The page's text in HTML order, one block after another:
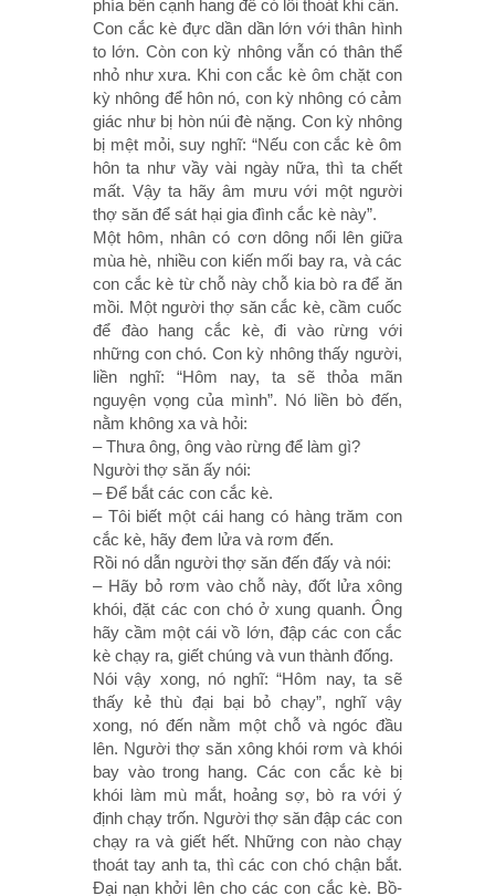
phía bên cạnh hang để có lối thoát khi cần.
Con cắc kè đực dần dần lớn với thân hình
to lớn. Còn con kỳ nhông vẫn có thân thể
nhỏ như xưa. Khi con cắc kè ôm chặt con
kỳ nhông để hôn nó, con kỳ nhông có cảm
giác như bị hòn núi đè nặng. Con kỳ nhông
bị mệt mỏi, suy nghĩ: “Nếu con cắc kè ôm
hôn ta như vầy vài ngày nữa, thì ta chết
mất. Vậy ta hãy âm mưu với một người
thợ săn để sát hại gia đình cắc kè này”.
Một hôm, nhân có cơn dông nổi lên giữa
mùa hè, nhiều con kiến mối bay ra, và các
con cắc kè từ chỗ này chỗ kia bò ra để ăn
mồi. Một người thợ săn cắc kè, cầm cuốc
để đào hang cắc kè, đi vào rừng với
những con chó. Con kỳ nhông thấy người,
liền nghĩ: “Hôm nay, ta sẽ thỏa mãn
nguyện vọng của mình”. Nó liền bò đến,
nằm không xa và hỏi:
– Thưa ông, ông vào rừng để làm gì?
Người thợ săn ấy nói:
– Ðể bắt các con cắc kè.
– Tôi biết một cái hang có hàng trăm con
cắc kè, hãy đem lửa và rơm đến.
Rồi nó dẫn người thợ săn đến đấy và nói:
– Hãy bỏ rơm vào chỗ này, đốt lửa xông
khói, đặt các con chó ở xung quanh. Ông
hãy cầm một cái vồ lớn, đập các con cắc
kè chạy ra, giết chúng và vun thành đống.
Nói vậy xong, nó nghĩ: “Hôm nay, ta sẽ
thấy kẻ thù đại bại bỏ chạy”, nghĩ vậy
xong, nó đến nằm một chỗ và ngóc đầu
lên. Người thợ săn xông khói rơm và khói
bay vào trong hang. Các con cắc kè bị
khói làm mù mắt, hoảng sợ, bò ra với ý
định chạy trốn. Người thợ săn đập các con
chạy ra và giết hết. Những con nào chạy
thoát tay anh ta, thì các con chó chận bắt.
Ðại nạn khởi lên cho các con cắc kè. Bồ-